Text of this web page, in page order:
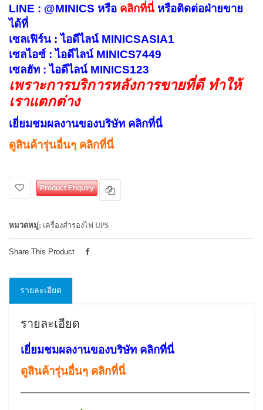
LINE : @MINICS หรือ คลิกที่นี่ หรือติดต่อฝ่ายขาย
ได้ที่
เซลเฟิร์น : ไอดีไลน์ MINICSASIA1
เซลไอซ์ : ไอดีไลน์ MINICS7449
เซลฮัท : ไอดีไลน์ MINICS123
เพราะการบริการหลังการขายที่ดี ทำให้
เราแตกต่าง
เยี่ยมชมผลงานของบริษัท คลิกที่นี่
ดูสินค้ารุ่นอื่นๆ คลิกที่นี่
Product Enquiry
หมวดหมู่: เครื่องสำรองไฟ UPS
Share This Product
รายละเอียด
รายละเอียด
เยี่ยมชมผลงานของบริษัท คลิกที่นี่
ดูสินค้ารุ่นอื่นๆ คลิกที่นี่
————————————————————–